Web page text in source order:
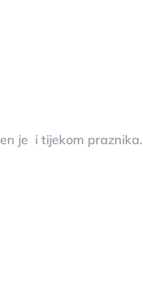
je i tijekom praznika.